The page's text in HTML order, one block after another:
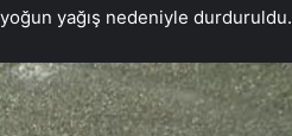
yoğun yağış nedeniyle durduruldu.